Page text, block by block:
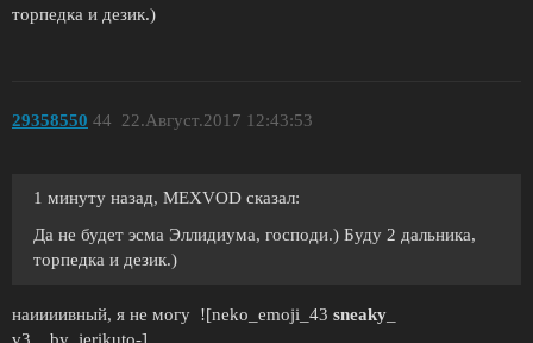
торпедка и дезик.)
29358550 22.Август.2017 12:43:53
44
1 минуту назад, MEXVOD сказал:
Да не будет эсма Эллидиума, господи.) Буду 2 дальника,
торпедка и дезик.)
наиииивный, я не могу ![neko_emoji_43 sneaky